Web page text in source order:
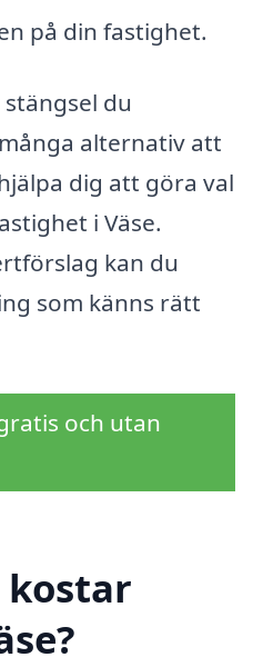
på din fastighet.
du
alternativ att
dig att göra val
i Väse.
kan du
som känns rätt
och utan